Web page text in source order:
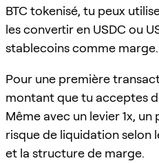
BTC tokenisé, tu peux
les convertir en USDC ou
stablecoins comme marge.
Pour une première
montant que tu acceptes
Même avec un levier 1x,
risque de liquidation selon
et la structure de marge.